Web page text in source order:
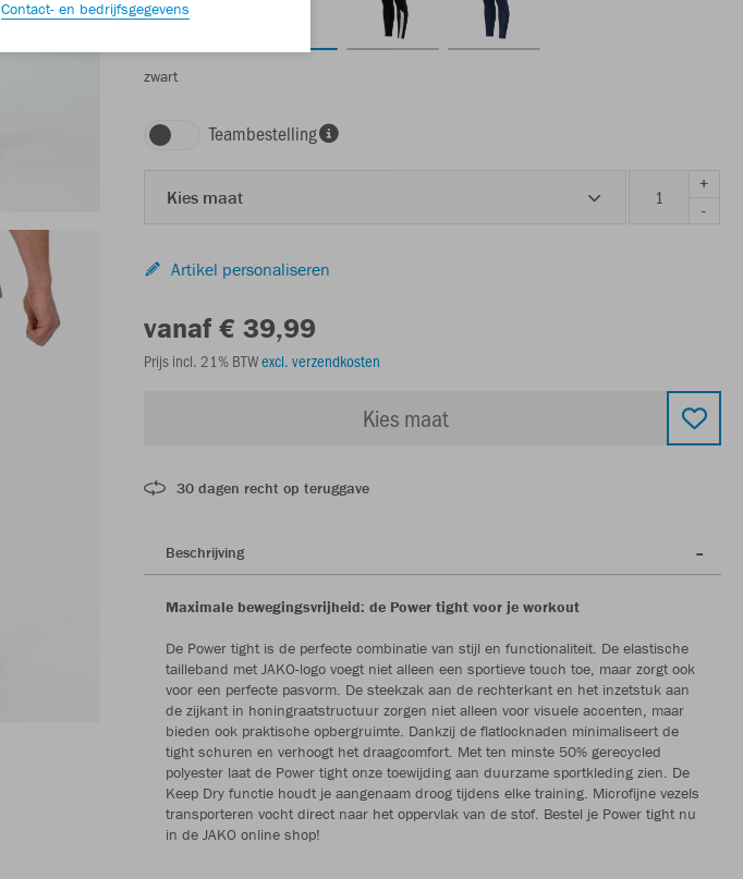
zwart
Teambestelling
Kies maat
+
-
Artikel personaliseren
vanaf € 39,99
Prijs incl. 21% BTWexcl. verzendkosten
Kies maat
30 dagen recht op teruggave
Beschrijving
Maximale bewegingsvrijheid: de Power tight voor je workout
De Power tight is de perfecte combinatie van stijl en functionaliteit. De elastische
tailleband met JAKO-logo voegt niet alleen een sportieve touch toe, maar zorgt ook
voor een perfecte pasvorm. De steekzak aan de rechterkant en het inzetstuk aan
de zijkant in honingraatstructuur zorgen niet alleen voor visuele accenten, maar
bieden ook praktische opbergruimte. Dankzij de flatlocknaden minimaliseert de
tight schuren en verhoogt het draagcomfort. Met ten minste 50% gerecycled
polyester laat de Power tight onze toewijding aan duurzame sportkleding zien. De
Keep Dry functie houdt je aangenaam droog tijdens elke training. Microfijne vezels
transporteren vocht direct naar het oppervlak van de stof. Bestel je Power tight nu
in de JAKO online shop!
Contact- en bedrijfsgegevens